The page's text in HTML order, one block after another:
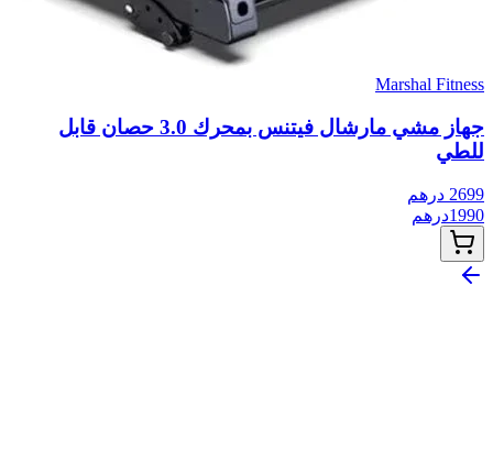
Marshal Fitness
جهاز مشي مارشال فيتنس بمحرك 3.0 حصان قابل
للطي
2699 درهم
1990درهم